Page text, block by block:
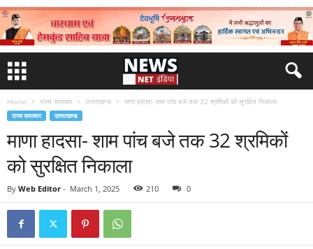
Home राज्य समाचार उत्तराखण्ड माणा हादसा- शाम पांच बजे तक 32 श्रमिकों को सुरक्षित निकाला
राज्य समाचार उत्तराखण्ड
माणा हादसा- शाम पांच बजे तक 32 श्रमिकों
को सुरक्षित निकाला
By Web Editor - March 1, 2025 210 0